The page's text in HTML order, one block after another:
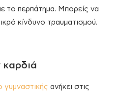
το περπάτημα. Μπορείς να
κίνδυνο τραυματισμού.
καρδιά
γυμναστικής ανήκει στις